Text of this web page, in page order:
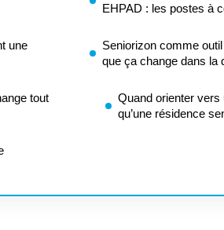
une
tout
EHPAD : les postes à
Seniorizon comme
que ça change dans la
Quand orienter vers
qu’une résidence